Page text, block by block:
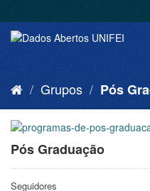
Grupos Pós
Pós Graduação
Seguidores